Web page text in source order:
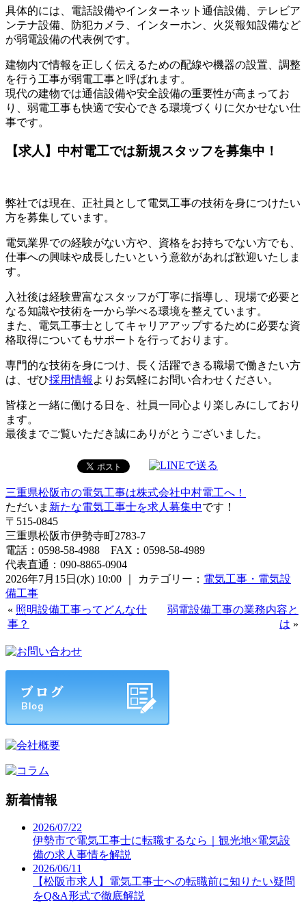
具体的には、電話設備やインターネット通信設備、テレビア
ンテナ設備、防犯カメラ、インターホン、火災報知設備など
が弱電設備の代表例です。
建物内で情報を正しく伝えるための配線や機器の設置、調整
を行う工事が弱電工事と呼ばれます。
現代の建物では通信設備や安全設備の重要性が高まってお
り、弱電工事も快適で安心できる環境づくりに欠かせない仕
事です。
【求人】中村電工では新規スタッフを募集中！
弊社では現在、正社員として電気工事の技術を身につけたい
方を募集しています。
電気業界での経験がない方や、資格をお持ちでない方でも、
仕事への興味や成長したいという意欲があれば歓迎いたしま
す。
入社後は経験豊富なスタッフが丁寧に指導し、現場で必要と
なる知識や技術を一から学べる環境を整えています。
また、電気工事士としてキャリアアップするために必要な資
格取得についてもサポートを行っております。
専門的な技術を身につけ、長く活躍できる職場で働きたい方
は、ぜひ採用情報 よりお気軽にお問い合わせください。
皆様と一緒に働ける日を、社員一同心より楽しみにしており
ます。
最後までご覧いただき誠にありがとうございました。
三重県松阪市の電気工事は株式会社中村電工へ！
ただいま 新たな電気工事士を求人募集中です！
〒515-0845
三重県松阪市伊勢寺町2783-7
電話：0598-58-4988 FAX：0598-58-4989
代表直通：090-8865-0904
2026年7月15日(水) 10:00 ｜ カテゴリー： 電気工事・電気設
備工事
« 照明設備工事ってどんな仕
事？
弱電設備工事の業務内容と
は »
新着情報
2026/07/22
伊勢市で電気工事士に転職するなら｜観光地×電気設
備の求人事情を解説
2026/06/11
【松阪市求人】電気工事士への転職前に知りたい疑問
をQ&A形式で徹底解説